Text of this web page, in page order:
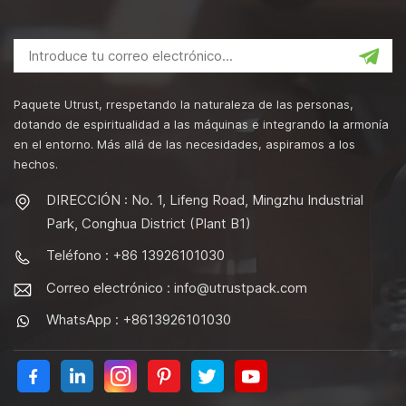
Paquete Utrust, rrespetando la naturaleza de las personas,
dotando de espiritualidad a las máquinas e integrando la armonía
en el entorno. Más allá de las necesidades, aspiramos a los
hechos.
DIRECCIÓN : No. 1, Lifeng Road, Mingzhu Industrial
Park, Conghua District (Plant B1)
Teléfono : +86 13926101030
Correo electrónico : info@utrustpack.com
WhatsApp : +8613926101030